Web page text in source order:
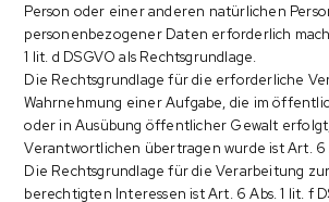
Person oder einer anderen natürlichen
personenbezogener Daten erforderlich
1 lit. d DSGVO als Rechtsgrundlage.
Die Rechtsgrundlage für die erforderliche
Wahrnehmung einer Aufgabe, die im
oder in Ausübung öffentlicher Gewalt
Verantwortlichen übertragen wurde ist Art. 6
Die Rechtsgrundlage für die Verarbeitung
berechtigten Interessen ist Art. 6 Abs. 1 lit. f